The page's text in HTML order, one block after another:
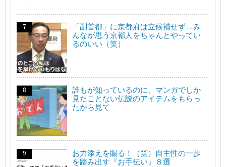
「副首都」に京都府は立候補せず→み
んなが思う京都人をちゃんとやってい
るのいい（笑）
誰もが知っているのに、マンガでしか
見たことない伝説のアイテムをもらっ
たから見て
お力添えを賜る！（笑）自主性の一歩
を踏み出す『お手伝い』８選